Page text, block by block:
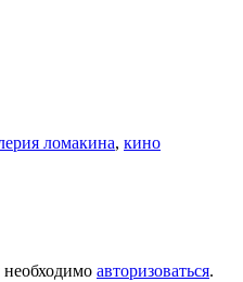
ломакина, кино
авторизоваться.